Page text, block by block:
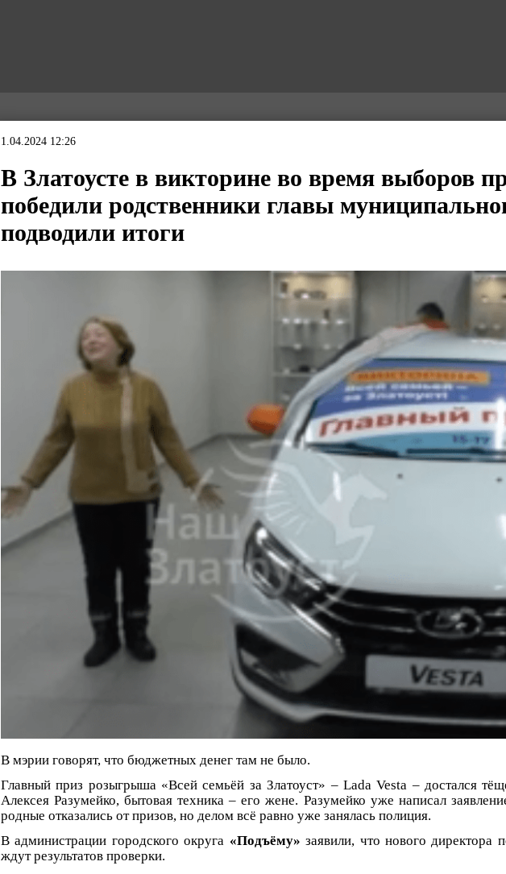
1.04.2024 12:26
В Златоусте в викторине во время выборов
победили родственники главы
подводили итоги
В мэрии говорят, что бюджетных денег там не было.
Главный приз розыгрыша «Всей семьёй за Златоуст» – Lada Vesta – достался
Алексея Разумейко, бытовая техника – его жене. Разумейко уже написал
родные отказались от призов, но делом всё равно уже занялась полиция.
В администрации городского округа «Подъёму» заявили, что нового директора
ждут результатов проверки.